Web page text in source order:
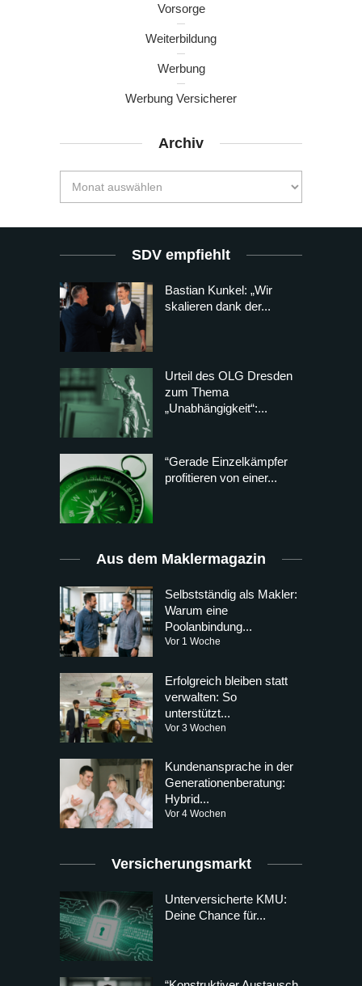
Vorsorge
Weiterbildung
Werbung
Werbung Versicherer
Archiv
SDV empfiehlt
Bastian Kunkel: „Wir
skalieren dank der...
Urteil des OLG Dresden
zum Thema
„Unabhängigkeit“:...
“Gerade Einzelkämpfer
profitieren von einer...
Aus dem Maklermagazin
Selbstständig als Makler:
Warum eine
Poolanbindung...
Vor 1 Woche
Erfolgreich bleiben statt
verwalten: So
unterstützt...
Vor 3 Wochen
Kundenansprache in der
Generationenberatung:
Hybrid...
Vor 4 Wochen
Versicherungsmarkt
Unterversicherte KMU:
Deine Chance für...